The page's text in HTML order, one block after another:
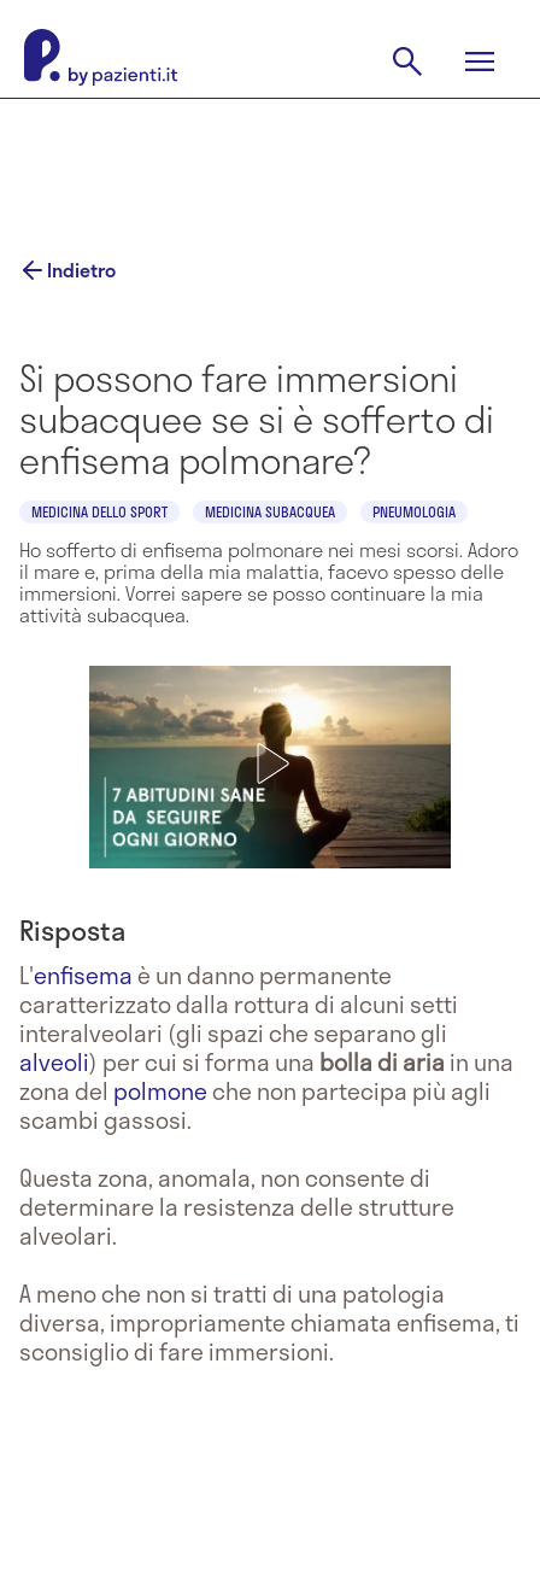
Indietro
Si possono fare immersioni
subacquee se si è sofferto di
enfisema polmonare?
MEDICINA DELLO SPORT MEDICINA SUBACQUEA PNEUMOLOGIA
Ho sofferto di enfisema polmonare nei mesi scorsi. Adoro
il mare e, prima della mia malattia, facevo spesso delle
immersioni. Vorrei sapere se posso continuare la mia
attività subacquea.
Risposta
L'enfisemaè un danno permanente
caratterizzato dalla rottura di alcuni setti
interalveolari (gli spazi che separano gli
alveoli) per cui si forma una bolla di aria in una
zona del polmoneche non partecipa più agli
scambi gassosi.
Questa zona, anomala, non consente di
determinare la resistenza delle strutture
alveolari.
A meno che non si tratti di una patologia
diversa, impropriamente chiamata enfisema, ti
sconsiglio di fare immersioni.